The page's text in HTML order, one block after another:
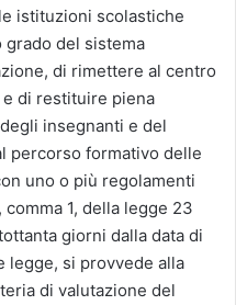
istituzioni scolastiche
del sistema
di rimettere al centro
di restituire piena
insegnanti e del
percorso formativo delle
uno o più regolamenti
1, della legge 23
giorni dalla data di
legge, si provvede alla
di valutazione del